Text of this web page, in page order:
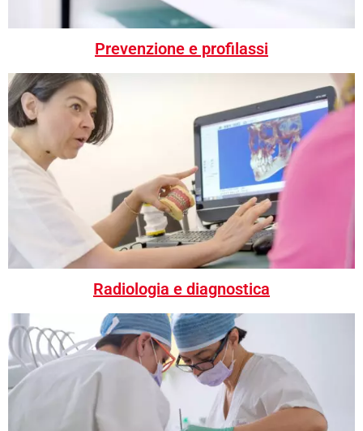
Prevenzione e profilassi
Radiologia e diagnostica